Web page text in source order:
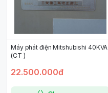
Máy phát điện Mitshubishi 40KVA
(CT )
22.500.000đ